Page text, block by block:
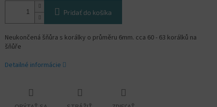
Pridať do košíka
Neukončená šňůra s korálky o průměru 6mm. cca 60 - 63 korálků na
šňůře
Detailné informácie